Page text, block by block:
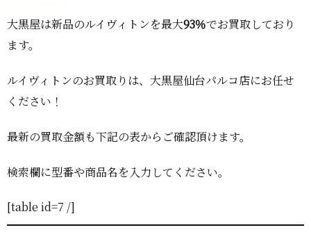
大黒屋は新品のルイヴィトンを最大93％でお買取しており
ます。
ルイヴィトンのお買取りは、大黒屋仙台パルコ店にお任せ
ください！
最新の買取金額も下記の表からご確認頂けます。
検索欄に型番や商品名を入力してください。
[table id=7 /]